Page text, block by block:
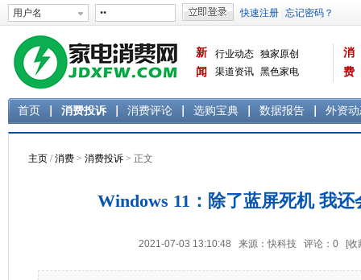
新
闻
行业动态 独家原创
渠道资讯 黑色家电
消
费
首页 消费投诉 消费评论 选购宝典 数据报告 外资
主页 /消费 > 消费投诉 > 正文
Windows 11：除了蓝屏死机 我还
2021-07-03 13:10:48 来源：快科技 评论： 0 [收